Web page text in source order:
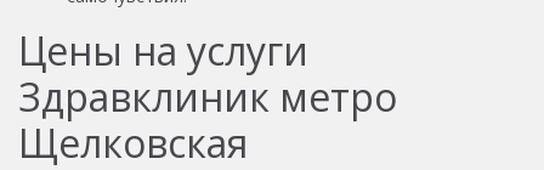
Цены на услуги
Здравклиник метро
Щелковская